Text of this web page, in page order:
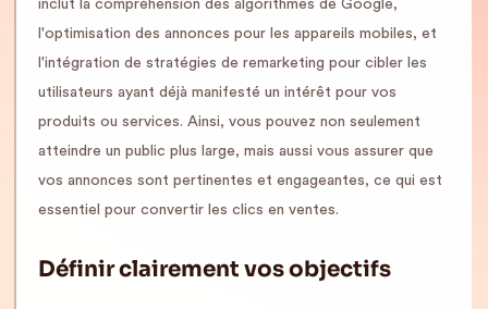
inclut la compréhension des algorithmes de Google,
l'optimisation des annonces pour les appareils mobiles, et
l'intégration de stratégies de remarketing pour cibler les
utilisateurs ayant déjà manifesté un intérêt pour vos
produits ou services. Ainsi, vous pouvez non seulement
atteindre un public plus large, mais aussi vous assurer que
vos annonces sont pertinentes et engageantes, ce qui est
essentiel pour convertir les clics en ventes.
Définir clairement vos objectifs